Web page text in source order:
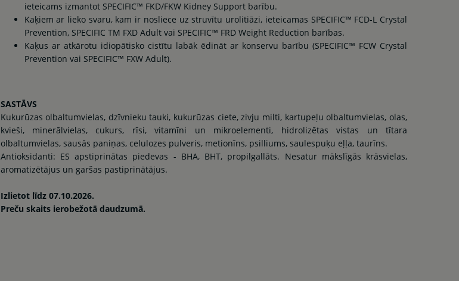
ieteicams izmantot SPECIFIC™ FKD/FKW Kidney Support barību.
Kaķiem ar lieko svaru, kam ir nosliece uz struvītu urolitiāzi, ieteicamas SPECIFIC™ FCD-L Crystal
Prevention, SPECIFIC TM FXD Adult vai SPECIFIC™ FRD Weight Reduction barības.
Kaķus ar atkārotu idiopātisko cistītu labāk ēdināt ar konservu barību (SPECIFIC™ FCW Crystal
Prevention vai SPECIFIC™ FXW Adult).
SASTĀVS
Kukurūzas olbaltumvielas, dzīvnieku tauki, kukurūzas ciete, zivju milti, kartupeļu olbaltumvielas, olas,
kvieši, minerālvielas, cukurs, rīsi, vitamīni un mikroelementi, hidrolizētas vistas un tītara
olbaltumvielas, sausās paniņas, celulozes pulveris, metionīns, psilliums, saulespuķu eļļa, taurīns.
Antioksidanti: ES apstiprinātas piedevas - BHA, BHT, propilgallāts. Nesatur mākslīgās krāsvielas,
aromatizētājus un garšas pastiprinātājus.
Izlietot līdz 07.10.2026.
Preču skaits ierobežotā daudzumā.